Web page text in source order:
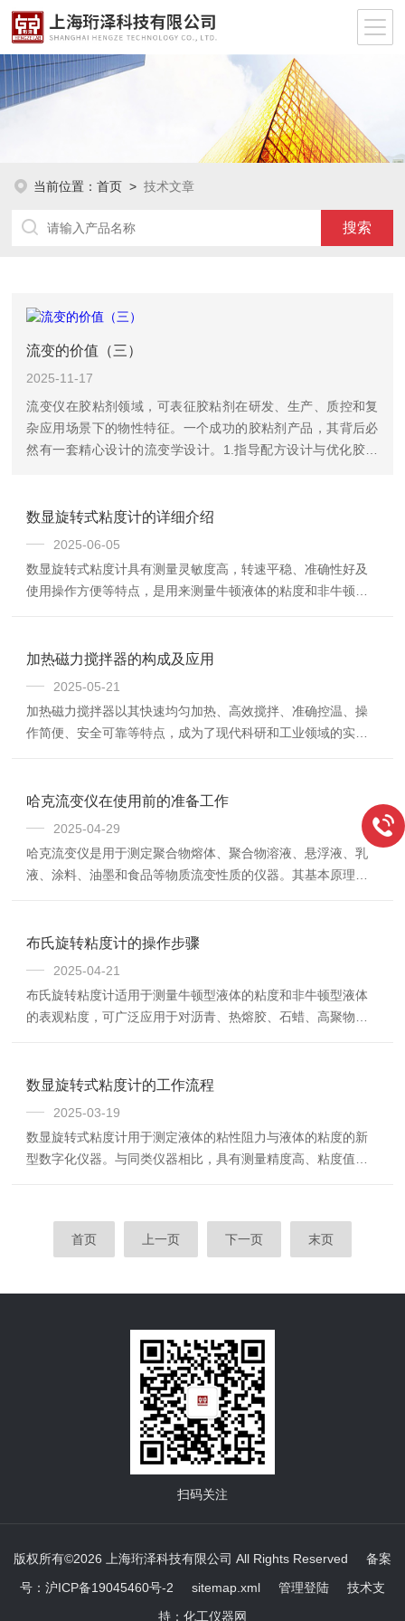
当前位置：首页 >技术文章
流变的价值（三）
2025-11-17
流变仪在胶粘剂领域，可表征胶粘剂在研发、生产、质控和复
杂应用场景下的物性特征。一个成功的胶粘剂产品，其背后必
然有一套精心设计的流变学设计。1.指导配方设计与优化胶粘
数显旋转式粘度计的详细介绍
2025-06-05
数显旋转式粘度计具有测量灵敏度高，转速平稳、准确性好及
使用操作方便等特点，是用来测量牛顿液体的粘度和非牛顿液
生的阻力会使连接在转轴上的游丝变形扭曲，当阻力与游丝的
量校正，确保高灵敏度、高精度和高重复性。2、功能多：屏幕
直接显示粘度、转速、百分计扭矩、转子编号、被...
加热磁力搅拌器的构成及应用
2025-05-21
加热磁力搅拌器以其快速均匀加热、高效搅拌、准确控温、操
作简便、安全可靠等特点，成为了现代科研和工业领域的实验
器中，底部的磁子则与电热加热座连接产生磁力，通过磁力作
用使得搅拌棒可以旋转，并且电热加热座可以控制搅拌棒所在
位置的温度，实现同时加热和搅拌的效果。应用领域：1、在化
学实验中，加热磁力搅拌器常用于溶液的制备、反应过程中的
混合、催化剂的悬浮等。通过精确调节搅拌速度和温...
哈克流变仪在使用前的准备工作
2025-04-29
哈克流变仪是用于测定聚合物熔体、聚合物溶液、悬浮液、乳
液、涂料、油墨和食品等物质流变性质的仪器。其基本原理可
振动的方式施加剪切力，再测量物质的应变速率，从而计算出
转或振动的方式施加剪切力，控制系统用于控制剪切力的大小
和频率，测量系统用于测量物质的应变速率。哈克流变...
布氏旋转粘度计的操作步骤
2025-04-21
布氏旋转粘度计适用于测量牛顿型液体的粘度和非牛顿型液体
的表观粘度，可广泛应用于对沥青、热熔胶、石蜡、高聚物等
会产生作用在转子上的粘性力矩，这个力矩由传感器检测出
校正零点：在电动机空载旋转情况下，轻轻旋入调零螺丝，使
指针指在0点。测试时应在空载下反复三次校正零点...
数显旋转式粘度计的工作流程
2025-03-19
数显旋转式粘度计用于测定液体的粘性阻力与液体的粘度的新
型数字化仪器。与同类仪器相比，具有测量精度高、粘度值显
进电机驱动浸泡在待测液中的转子以恒速旋转。由于转子受到
的粘性阻力与流体的粘度成正比，因此可以通过测量转子受到
首页 上一页 下一页 末页
扫码关注
版权所有©2026 上海珩泽科技有限公司 All Rights Reserved 备案
号：沪ICP备19045460号-2
sitemap.xml 管理登陆技术支
持： 化工仪器网